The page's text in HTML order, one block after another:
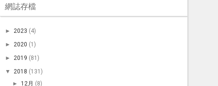
網誌存檔
►2023 (4)
►2020 (1)
►2019 (81)
▼ 2018 (131)
► 12月 (8)